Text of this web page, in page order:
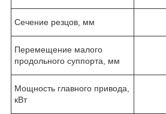
Сечение резцов, мм
Перемещение малого
продольного суппорта, мм
Мощность главного привода,
кВт